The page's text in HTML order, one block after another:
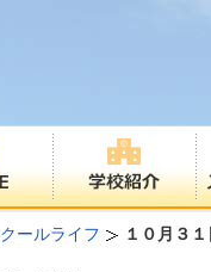
ールライフ １０月３